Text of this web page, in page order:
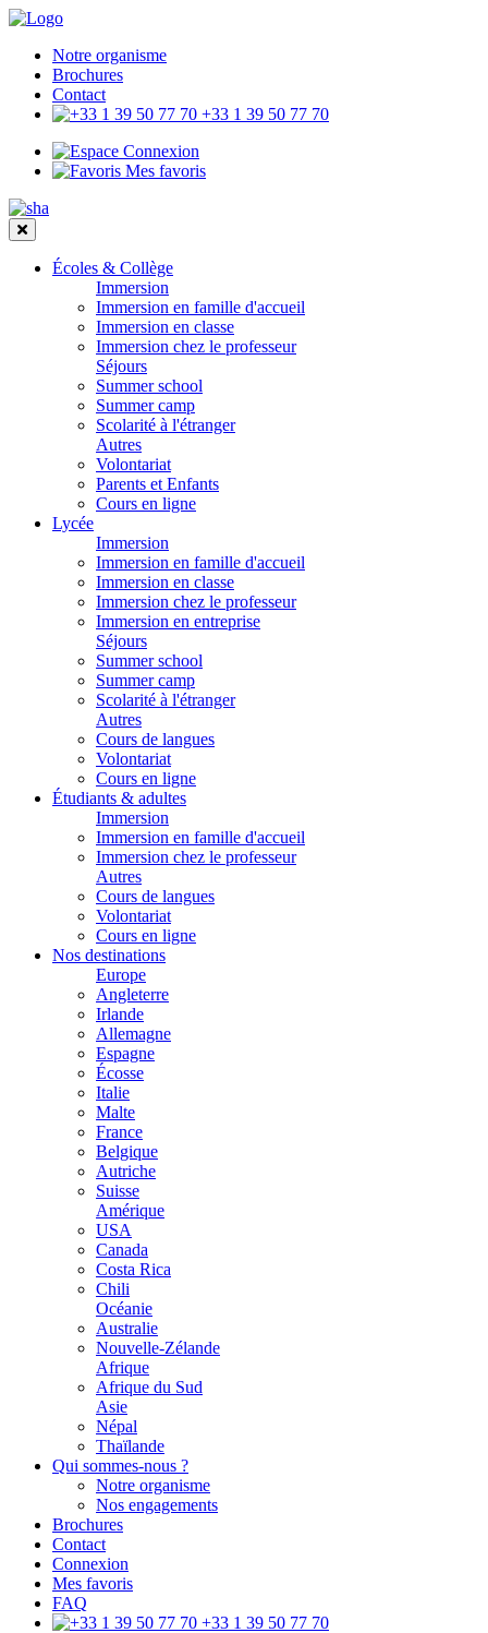
Notre organisme
Brochures
Contact
+33 1 39 50 77 70
Connexion
Mes favoris
Écoles & Collège
Immersion
Immersion en famille d'accueil
Immersion en classe
Immersion chez le professeur
Séjours
Summer school
Summer camp
Scolarité à l'étranger
Autres
Volontariat
Parents et Enfants
Cours en ligne
Lycée
Immersion
Immersion en famille d'accueil
Immersion en classe
Immersion chez le professeur
Immersion en entreprise
Séjours
Summer school
Summer camp
Scolarité à l'étranger
Autres
Cours de langues
Volontariat
Cours en ligne
Étudiants & adultes
Immersion
Immersion en famille d'accueil
Immersion chez le professeur
Autres
Cours de langues
Volontariat
Cours en ligne
Nos destinations
Europe
Angleterre
Irlande
Allemagne
Espagne
Écosse
Italie
Malte
France
Belgique
Autriche
Suisse
Amérique
USA
Canada
Costa Rica
Chili
Océanie
Australie
Nouvelle-Zélande
Afrique
Afrique du Sud
Asie
Népal
Thaïlande
Qui sommes-nous ?
Notre organisme
Nos engagements
Brochures
Contact
Connexion
Mes favoris
FAQ
+33 1 39 50 77 70